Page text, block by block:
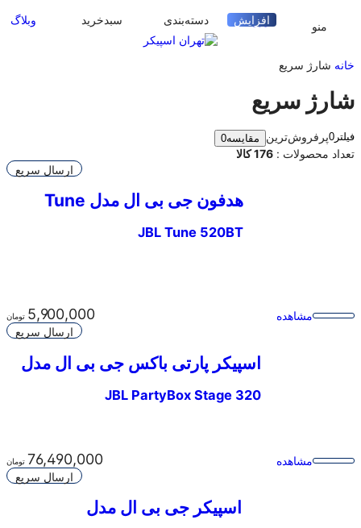
منو ورود دسته‌بندی سبدخرید وبلاگ
خانه شارژ سریع
شارژ سریع
فیلتر 0پرفروش‌ترین مقایسه0
تعداد محصولات : 176 کالا
ارسال سریع
هدفون جی بی ال مدل Tune
JBL Tune 520BT
مشاهده 5,900,000 تومان
ارسال سریع
اسپیکر پارتی باکس جی بی ال مدل
JBL PartyBox Stage 320
مشاهده 76,490,000 تومان
ارسال سریع
اسپیکر جی بی ال مدل
افزایش